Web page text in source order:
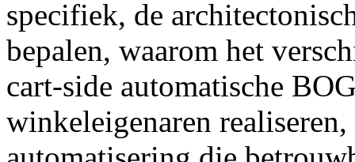
specifiek, de
bepalen, waarom het
cart-side automatische
winkeleigenaren